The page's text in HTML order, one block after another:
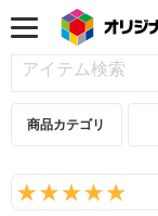
商品カテゴリ